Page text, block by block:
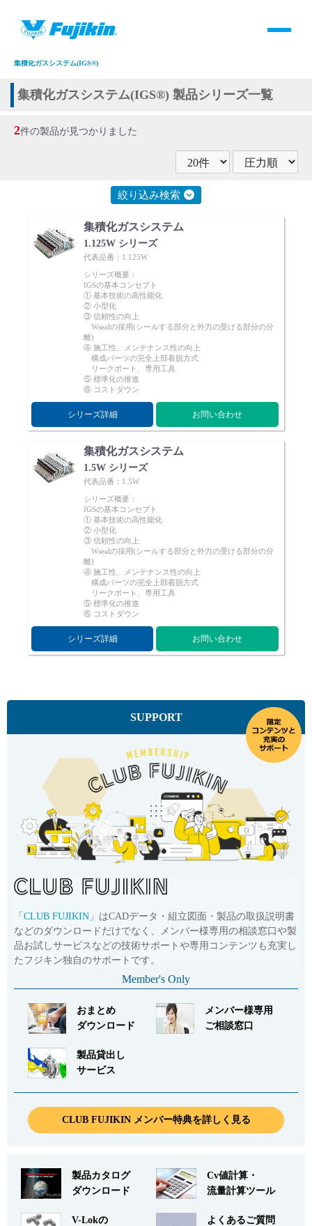
バルブ・継手・システムを探す
製品カタログダウンロード
サポート
よくあるご質問(FAQ)・用語集
Cv値・流量計算ツール
製品動画一覧
バルブと継手のきほん
説明会・講習会
ログイン
Corporate Blog
／English
mailお問い合わせ
集積化ガスシステム(IGS®)
集積化ガスシステム(IGS®) 製品シリーズ一覧
2件の製品が見つかりました
絞り込み検索
集積化ガスシステム
1.125W シリーズ
代表品番：1.125W
シリーズ概要：
IGSの基本コンセプト
① 基本技術の高性能化
② 小型化
③ 信頼性の向上
Wsealの採用(シールする部分と外力の受ける部分の分
離)
④ 施工性、メンテナンス性の向上
構成パーツの完全上部着脱方式
リークポート、専用工具
⑤ 標準化の推進
⑥ コストダウン
シリーズ詳細 お問い合わせ
集積化ガスシステム
1.5W シリーズ
代表品番：1.5W
シリーズ概要：
IGSの基本コンセプト
① 基本技術の高性能化
② 小型化
③ 信頼性の向上
Wsealの採用(シールする部分と外力の受ける部分の分
離)
④ 施工性、メンテナンス性の向上
構成パーツの完全上部着脱方式
リークポート、専用工具
⑤ 標準化の推進
⑥ コストダウン
シリーズ詳細 お問い合わせ
SUPPORT
「 CLUB FUJIKIN 」はCADデータ・組立図面・製品の取扱説明書
などのダウンロードだけでなく、メンバー様専用の相談窓口や製
品お試しサービスなどの技術サポートや専用コンテンツも充実し
たフジキン独自のサポートです。
Member's Only
おまとめ
ダウンロード
メンバー様専用
ご相談窓口
製品貸出し
サービス
CLUB FUJIKIN メンバー特典を詳しく見る
製品カタログ
ダウンロード
Cv値計算・
流量計算ツール
V-Lokの
よくあるご質問